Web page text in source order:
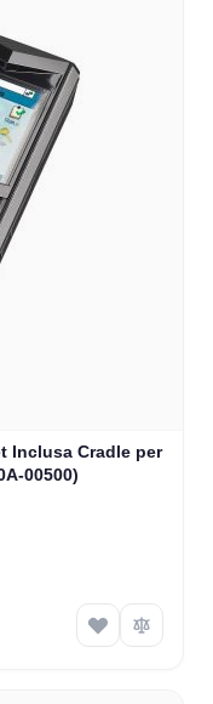
Inclusa Cradle per
00500)